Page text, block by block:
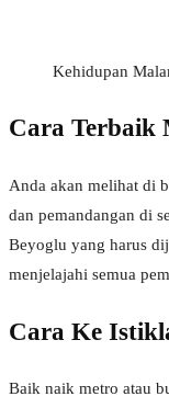
Kehidupan
Cara Terbaik
Anda akan melihat di
dan pemandangan di
Beyoglu yang harus
menjelajahi semua
Cara Ke
Baik naik metro atau